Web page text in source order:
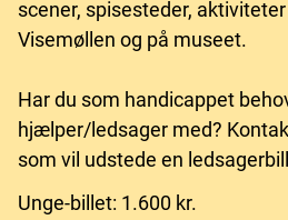
scener, spisesteder,
Visemøllen og på museet.
Har du som handicappet
hjælper/ledsager med?
som vil udstede en
Unge-billet: 1.600 kr.